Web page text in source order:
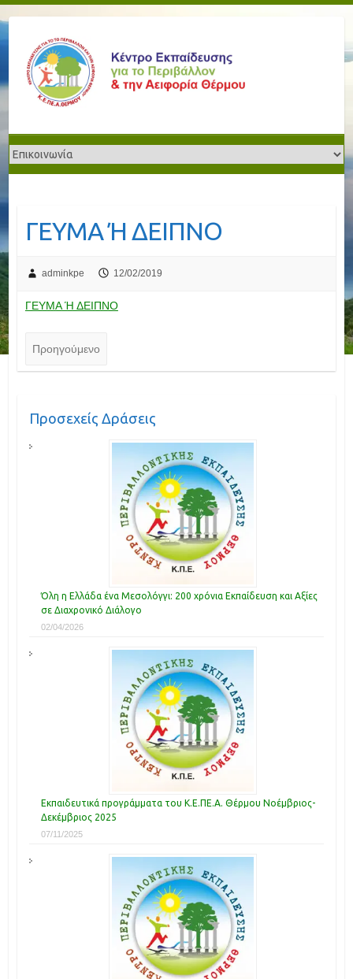
ΓΕΥΜΑ Ή ΔΕΙΠΝΟ
adminkpe 12/02/2019
ΓΕΥΜΑ Ή ΔΕΙΠΝΟ
Προηγούμενο
Προσεχείς Δράσεις
Όλη η Ελλάδα ένα Μεσολόγγι: 200 χρόνια Εκπαίδευση και Αξίες
σε Διαχρονικό Διάλογο
02/04/2026
Εκπαιδευτικά προγράμματα του Κ.Ε.ΠΕ.Α. Θέρμου Νοέμβριος-
Δεκέμβριος 2025
07/11/2025